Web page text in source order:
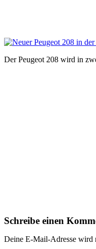
Der Peugeot 208 wird in
Schreibe einen
Deine E-Mail-Adresse wird